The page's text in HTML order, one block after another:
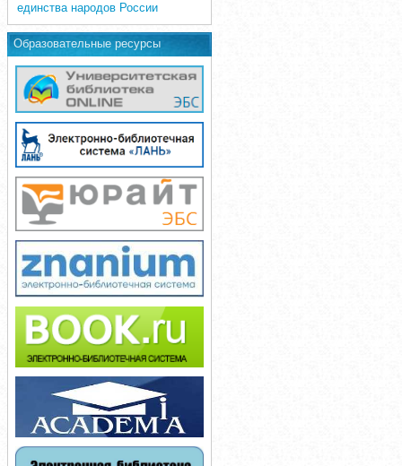
единства народов России
Образовательные ресурсы